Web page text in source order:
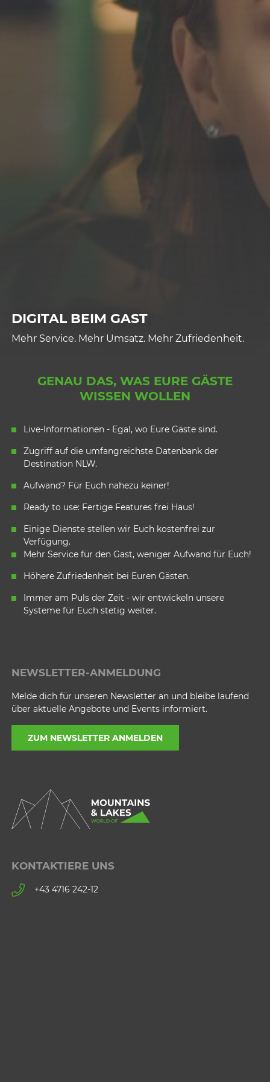
DIGITAL BEIM GAST
Mehr Service. Mehr Umsatz. Mehr Zufriedenheit.
GENAU DAS, WAS EURE GÄSTE
WISSEN WOLLEN
Live-Informationen - Egal, wo Eure Gäste sind.
Zugriff auf die umfangreichste Datenbank der
Destination NLW.
Aufwand? Für Euch nahezu keiner!
Ready to use: Fertige Features frei Haus!
Einige Dienste stellen wir Euch kostenfrei zur
Verfügung.
Mehr Service für den Gast, weniger Aufwand für Euch!
Höhere Zufriedenheit bei Euren Gästen.
Immer am Puls der Zeit - wir entwickeln unsere
Systeme für Euch stetig weiter.
KONTAKTIERE UNS
+43 4716 242-12
NEWSLETTER-ANMELDUNG
Melde dich für unseren Newsletter an und bleibe laufend
über aktuelle Angebote und Events informiert.
ZUM NEWSLETTER ANMELDEN